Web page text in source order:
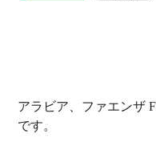
アラビア、ファエンザ
です。